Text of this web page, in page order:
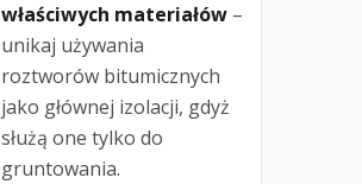
właściwych materiałów –
unikaj używania
roztworów bitumicznych
jako głównej izolacji, gdyż
służą one tylko do
gruntowania.